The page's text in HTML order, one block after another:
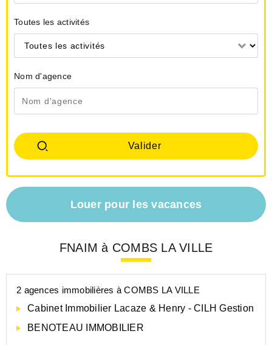
Toutes les activités
Toutes les activités
Nom d'agence
Louer pour les vacances
FNAIM à COMBS LA VILLE
2 agences immobilières à COMBS LA VILLE
Cabinet Immobilier Lacaze & Henry - CILH Gestion
BENOTEAU IMMOBILIER